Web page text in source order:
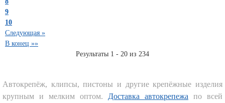
9
10
Следующая »
В конец »»
Результаты 1 - 20 из 234
Автокрепёж, клипсы, пистоны и другие крепёжные изделия
крупным и мелким оптом. Доставка автокрепежа по всей